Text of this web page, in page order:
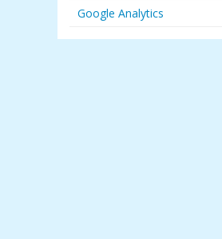
Google Analytics